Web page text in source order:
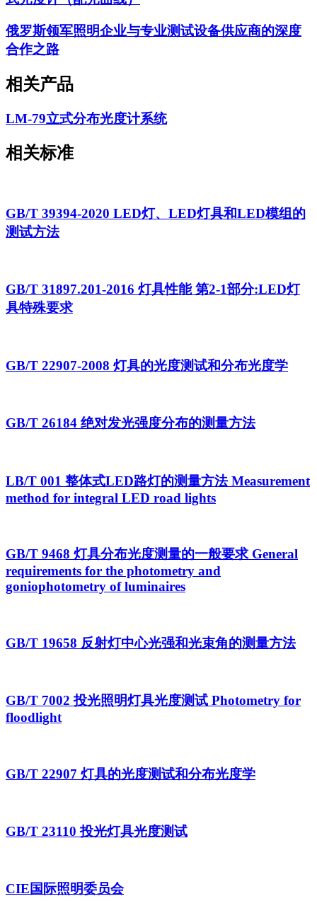
俄罗斯领军照明企业与专业测试设备供应商的深度
合作之路
相关产品
LM-79立式分布光度计系统
相关标准
GB/T 39394-2020 LED灯、LED灯具和LED模组的
测试方法
GB/T 31897.201-2016 灯具性能 第2-1部分:LED灯
具特殊要求
GB/T 22907-2008 灯具的光度测试和分布光度学
GB/T 26184 绝对发光强度分布的测量方法
LB/T 001 整体式LED路灯的测量方法 Measurement
method for integral LED road lights
GB/T 9468 灯具分布光度测量的一般要求 General
requirements for the photometry and
goniophotometry of luminaires
GB/T 19658 反射灯中心光强和光束角的测量方法
GB/T 7002 投光照明灯具光度测试 Photometry for
floodlight
GB/T 22907 灯具的光度测试和分布光度学
GB/T 23110 投光灯具光度测试
CIE国际照明委员会